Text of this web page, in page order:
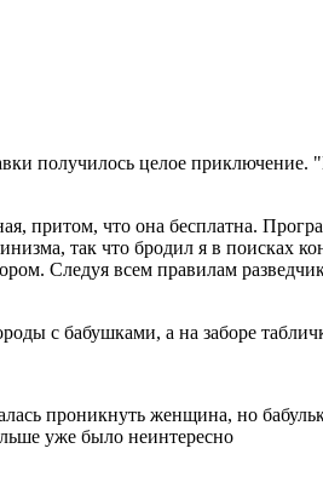
получилось целое приключение.
притом, что она бесплатна.
так что бродил я в поисках
Следуя всем правилам
с бабушками, а на заборе
проникнуть женщина, но
уже было неинтересно